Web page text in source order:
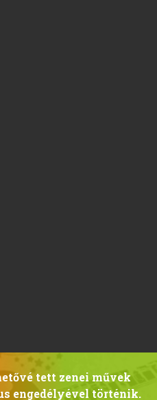
tett zenei művek
engedélyével történik.